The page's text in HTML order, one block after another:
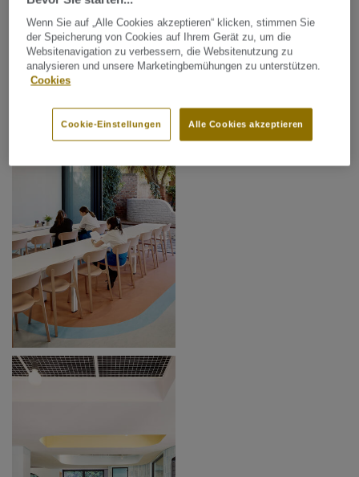
Wenn Sie auf „Alle Cookies akzeptieren“ klicken, stimmen Sie
der Speicherung von Cookies auf Ihrem Gerät zu, um die
Websitenavigation zu verbessern, die Websitenutzung zu
analysieren und unsere Marketingbemühungen zu unterstützen.
Cookies
Alle Cookies akzeptieren
Cookie-Einstellungen